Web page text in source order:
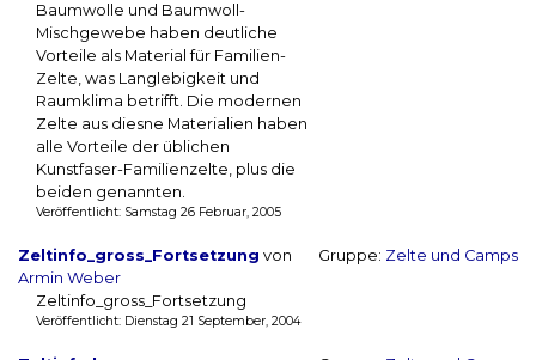
Baumwolle und Baumwoll-
Mischgewebe haben deutliche
Vorteile als Material für Familien-
Zelte, was Langlebigkeit und
Raumklima betrifft. Die modernen
Zelte aus diesne Materialien haben
alle Vorteile der üblichen
Kunstfaser-Familienzelte, plus die
beiden genannten.
Veröffentlicht: Samstag 26 Februar, 2005
Zeltinfo_gross_Fortsetzung von
Armin Weber
Gruppe: Zelte und Camps
Zeltinfo_gross_Fortsetzung
Veröffentlicht: Dienstag 21 September, 2004